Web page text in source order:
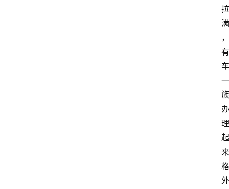
拉
满
，
有
车
一
族
办
理
起
来
格
外